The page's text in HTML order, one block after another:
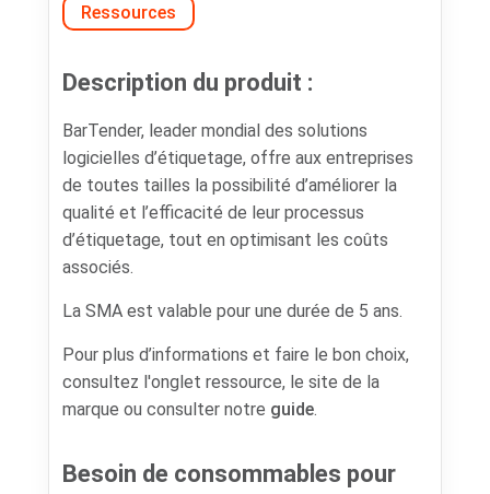
Ressources
Description du produit :
BarTender, leader mondial des solutions
logicielles d’étiquetage, offre aux entreprises
de toutes tailles la possibilité d’améliorer la
qualité et l’efficacité de leur processus
d’étiquetage, tout en optimisant les coûts
associés.
La SMA est valable pour une durée de 5 ans.
Pour plus d’informations et faire le bon choix,
consultez l'onglet ressource, le site de la
marque ou consulter notre guide.
Besoin de consommables pour